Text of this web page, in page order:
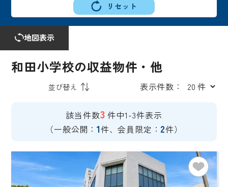
リセット
地図表示
和田小学校の収益物件・他
表示件数：
該当件数3 件中1-3件表示
（一般公開： 1件、会員限定： 2件）